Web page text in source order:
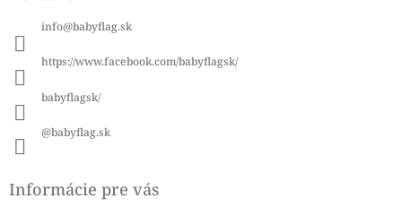
info@babyflag.sk
https://www.facebook.com/babyflagsk/
babyflagsk/
@babyflag.sk
Informácie pre vás